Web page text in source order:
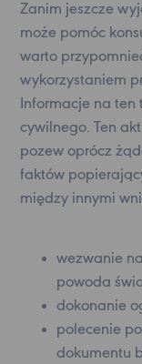
Zanim jeszcze
może pomóc
warto
wykorzystaniem
Informacje na
cywilnego. Ten
pozew oprócz
faktów
między innymi
wezwanie
powoda
dokonanie
polecenie
dokumentu